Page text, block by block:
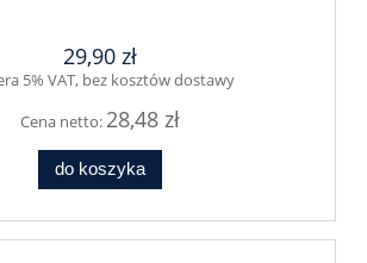
29,90 zł
5% VAT, bez kosztów dostawy
Cena netto: 28,48 zł
do koszyka